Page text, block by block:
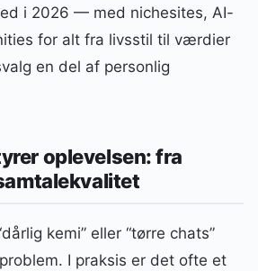
i 2026 — med nichesites, AI-
for alt fra livsstil til værdier
en del af personlig
oplevelsen: fra
kemi” eller “tørre chats”
I praksis er det ofte et